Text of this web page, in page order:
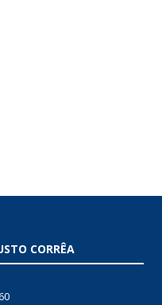
CORRÊA